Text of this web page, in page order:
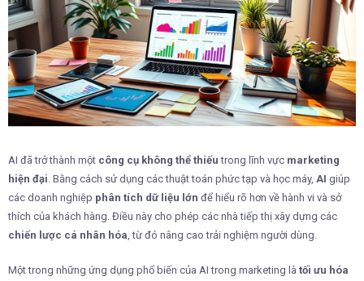
AI đã trở thành một công cụ không thể thiếu trong lĩnh vực marketing
hiện đại . Bằng cách sử dụng các thuật toán phức tạp và học máy, AI giúp
các doanh nghiệp phân tích dữ liệu lớn để hiểu rõ hơn về hành vi và sở
thích của khách hàng. Điều này cho phép các nhà tiếp thị xây dựng các
chiến lược cá nhân hóa , từ đó nâng cao trải nghiệm người dùng.
Một trong những ứng dụng phổ biến của AI trong marketing là tối ưu hóa